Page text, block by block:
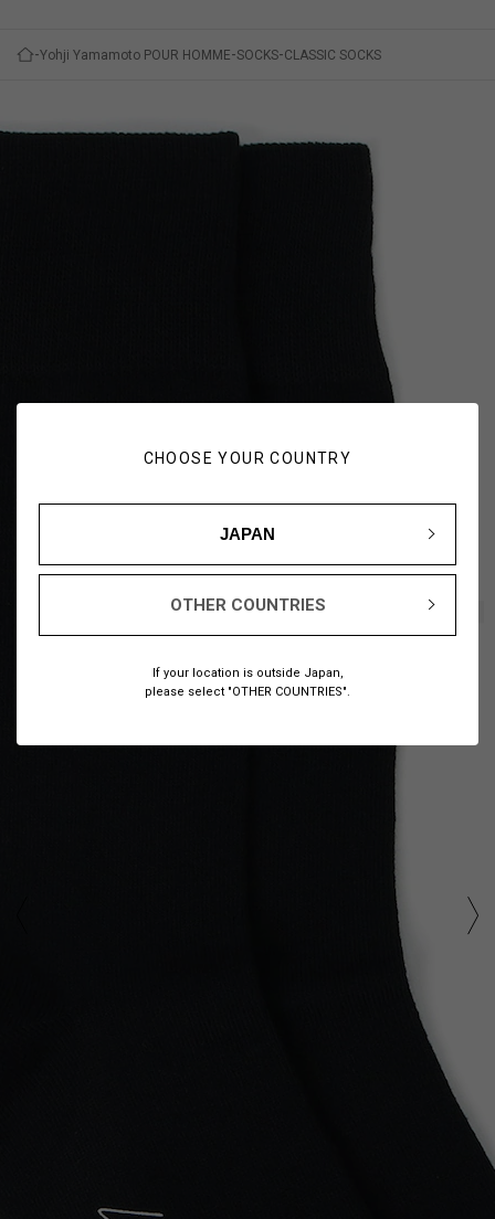
CHOOSE YOUR COUNTRY
JAPAN
OTHER COUNTRIES
If your location is outside Japan,
please select "OTHER COUNTRIES".
Yohji Yamamoto POUR HOMME SOCKS CLASSIC SOCKS